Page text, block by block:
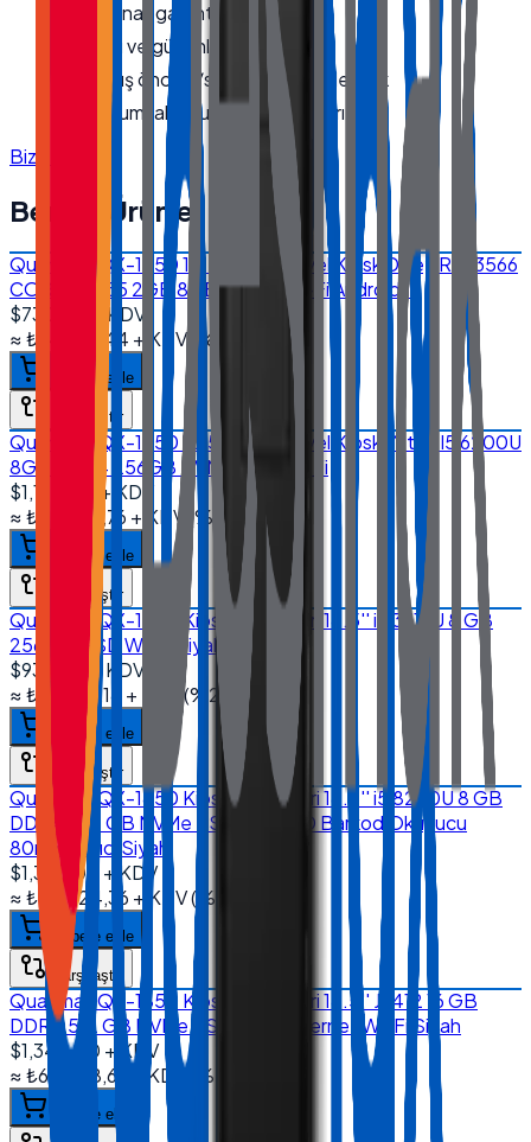
Orijinal, garantili ürün
Hızlı ve güvenli kargo
Satış öncesi/sonrası teknik destek
Kurumsal fatura · bayi fiyatları
Bize Ulaşın
Benzer Ürünler
Quanmax QX-1850 18.5'' Endüstriyel Kiosk Dikey RK-3566
CORTEX A55 2GB 8GB EMMC Wi-Fi Android 11
$730.00
+ KDV
≈₺34.914,44 + KDV (%
Sepete ekle
Karşılaştır
Quanmax QX-1850 18.5'' Endüstriyel Kiosk Yatay I5 6200U
8GB DDR4 256GB NVMe SSD Wi-Fi
$1,170.00
+ KDV
≈₺55.958,76 + KDV (% 20
Sepete ekle
Karşılaştır
Quanmax QX-1850 Kiosk Sistemleri 18.5'' i5 3317U 8 GB
256 GB SSD Wi-Fi Siyah
$935.00
+ KDV
≈₺44.719,18 + KDV (% 20
Sepete ekle
Karşılaştır
Quanmax QX-1850 Kiosk Sistemleri 18.5'' i5 8250U 8 GB
DDR4 256 GB NVMe SSD Wi-Fi 2D Barkod Okuyucu
80mm Yazıcı Siyah
$1,370.00
+ KDV
≈₺65.524,36 + KDV(%
Sepete ekle
Karşılaştır
Quanmax QX-1850 Kiosk Sistemleri 18.5'' J6412 16 GB
DDR4 512 GB NVMe SSD Dual Ethernet Wi-Fi Siyah
$1,345.00 + KDV
≈₺64.328,66 + KDV (%
Sepete ekle